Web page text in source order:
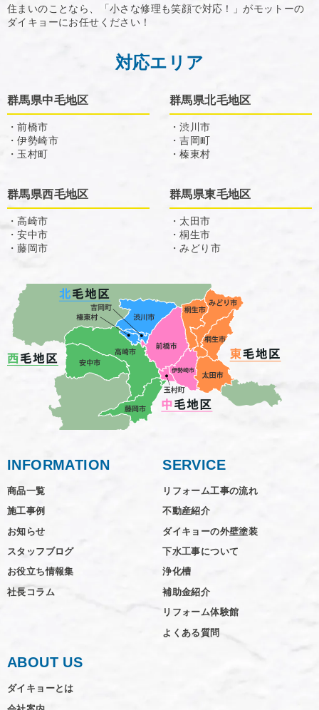
住まいのことなら、「小さな修理も笑顔で対応！」がモットーの
ダイキョーにお任せください！
対応エリア
群馬県中毛地区
・前橋市
・伊勢崎市
・玉村町
群馬県北毛地区
・渋川市
・吉岡町
・榛東村
群馬県西毛地区
・高崎市
・安中市
・藤岡市
群馬県東毛地区
・太田市
・桐生市
・みどり市
INFORMATION
商品一覧
施工事例
お知らせ
スタッフブログ
お役立ち情報集
社長コラム
SERVICE
リフォーム工事の流れ
不動産紹介
ダイキョーの外壁塗装
下水工事について
浄化槽
補助金紹介
リフォーム体験館
よくある質問
ABOUT US
ダイキョーとは